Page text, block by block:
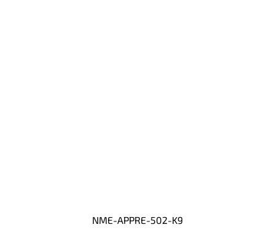
NME-APPRE-502-K9